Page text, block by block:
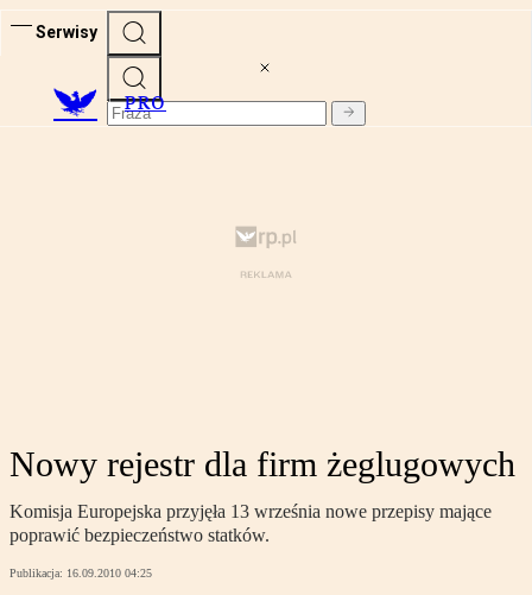
Serwisy
PRO
Nowy rejestr dla firm żeglugowych
Komisja Europejska przyjęła 13 września nowe przepisy mające
poprawić bezpieczeństwo statków.
Publikacja: 16.09.2010 04:25